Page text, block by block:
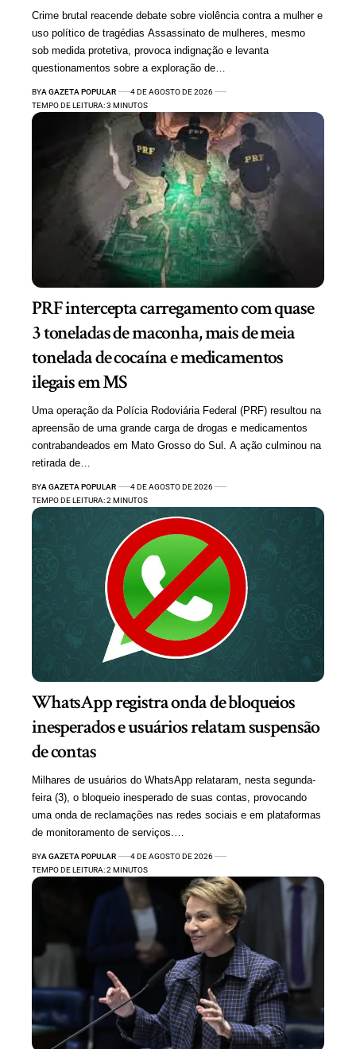
Crime brutal reacende debate sobre violência contra a mulher e
uso político de tragédias Assassinato de mulheres, mesmo
sob medida protetiva, provoca indignação e levanta
questionamentos sobre a exploração de…
BYA GAZETA POPULAR
4 DE AGOSTO DE 2026
TEMPO DE LEITURA: 3 MINUTOS
PRF intercepta carregamento com quase
3 toneladas de maconha, mais de meia
tonelada de cocaína e medicamentos
ilegais em MS
Uma operação da Polícia Rodoviária Federal (PRF) resultou na
apreensão de uma grande carga de drogas e medicamentos
contrabandeados em Mato Grosso do Sul. A ação culminou na
retirada de…
BYA GAZETA POPULAR
4 DE AGOSTO DE 2026
TEMPO DE LEITURA: 2 MINUTOS
WhatsApp registra onda de bloqueios
inesperados e usuários relatam suspensão
de contas
Milhares de usuários do WhatsApp relataram, nesta segunda-
feira (3), o bloqueio inesperado de suas contas, provocando
uma onda de reclamações nas redes sociais e em plataformas
de monitoramento de serviços.…
BYA GAZETA POPULAR
4 DE AGOSTO DE 2026
TEMPO DE LEITURA: 2 MINUTOS